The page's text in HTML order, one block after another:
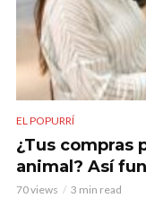
EL POPURRÍ
¿Tus compras
animal? Así
70 views 3 min read